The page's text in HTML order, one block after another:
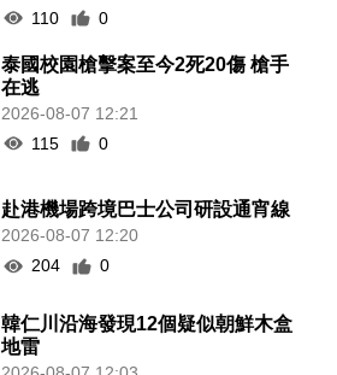
110
0
泰國校園槍擊案至今2死20傷 槍手
在逃
2026-08-07 12:21
115
0
赴港機場跨境巴士公司研設通宵線
2026-08-07 12:20
204
0
韓仁川沿海發現12個疑似朝鮮木盒
地雷